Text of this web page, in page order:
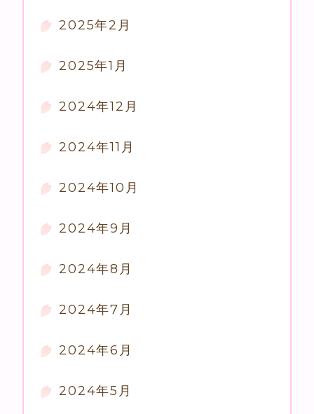
2025年2月
2025年1月
2024年12月
2024年11月
2024年10月
2024年9月
2024年8月
2024年7月
2024年6月
2024年5月